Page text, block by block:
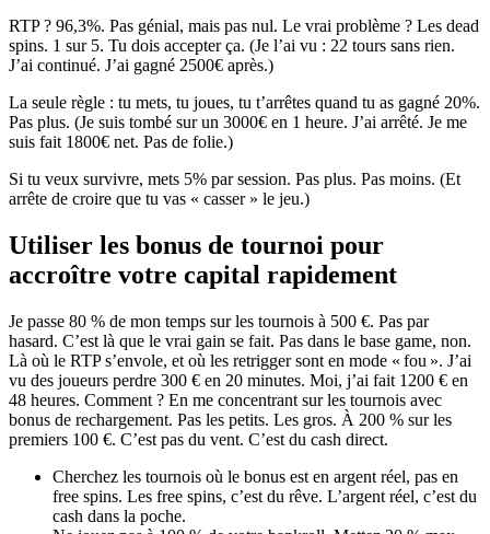
RTP ? 96,3%. Pas génial, mais pas nul. Le vrai problème ? Les dead
spins. 1 sur 5. Tu dois accepter ça. (Je l’ai vu : 22 tours sans rien.
J’ai continué. J’ai gagné 2500€ après.)
La seule règle : tu mets, tu joues, tu t’arrêtes quand tu as gagné 20%.
Pas plus. (Je suis tombé sur un 3000€ en 1 heure. J’ai arrêté. Je me
suis fait 1800€ net. Pas de folie.)
Si tu veux survivre, mets 5% par session. Pas plus. Pas moins. (Et
arrête de croire que tu vas « casser » le jeu.)
Utiliser les bonus de tournoi pour
accroître votre capital rapidement
Je passe 80 % de mon temps sur les tournois à 500 €. Pas par
hasard. C’est là que le vrai gain se fait. Pas dans le base game, non.
Là où le RTP s’envole, et où les retrigger sont en mode « fou ». J’ai
vu des joueurs perdre 300 € en 20 minutes. Moi, j’ai fait 1200 € en
48 heures. Comment ? En me concentrant sur les tournois avec
bonus de rechargement. Pas les petits. Les gros. À 200 % sur les
premiers 100 €. C’est pas du vent. C’est du cash direct.
Cherchez les tournois où le bonus est en argent réel, pas en
free spins. Les free spins, c’est du rêve. L’argent réel, c’est du
cash dans la poche.